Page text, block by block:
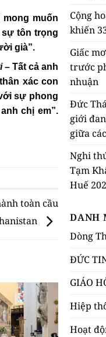
muốn
sự tôn trọng
già”.
– Tất cả anh
xác con
sự phong
chị em”.
toàn cầu
Cộng
khiến
Giấc
trước
nhuận
Đức
giới
giữa
Nghi
Tạm
Huế
DANH
Dòng
ĐỨC
GIÁO
Hiệp
Hoạt